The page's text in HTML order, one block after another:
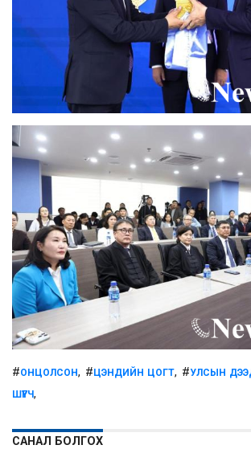
#ОНЦОЛСОН, #ЦЭНДИЙН ЦОГТ, #УЛСЫН
ШҮҮГЧ,
САНАЛ БОЛГОХ